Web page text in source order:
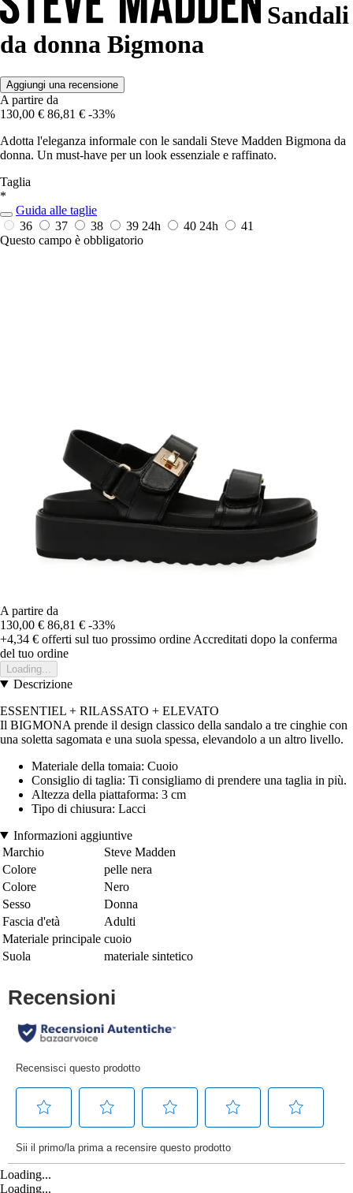
Sandali
da donna Bigmona
Aggiungi una recensione
A partire da
130,00 € 86,81 € -33%
Adotta l'eleganza informale con le sandali Steve Madden Bigmona da
donna. Un must-have per un look essenziale e raffinato.
Taglia
*
Guida alle taglie
36
37 38 39 24h 40 24h
41
Questo campo è obbligatorio
A partire da
130,00 € 86,81 € -33%
+4,34 € offerti sul tuo prossimo ordine Accreditati dopo la conferma
del tuo ordine
Loading...
Descrizione
ESSENTIEL + RILASSATO + ELEVATO
Il BIGMONA prende il design classico della sandalo a tre cinghie con
una soletta sagomata e una suola spessa, elevandolo a un altro livello.
Materiale della tomaia: Cuoio
Consiglio di taglia: Ti consigliamo di prendere una taglia in più.
Altezza della piattaforma: 3 cm
Tipo di chiusura: Lacci
Informazioni aggiuntive
Marchio
Steve Madden
Colore
pelle nera
Colore
Nero
Sesso
Donna
Fascia d'età
Adulti
Materiale principale cuoio
Suola
materiale sintetico
Loading...
Loading...